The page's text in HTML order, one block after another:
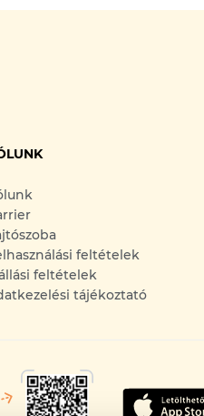
feltételek
feltételek
tájékoztató